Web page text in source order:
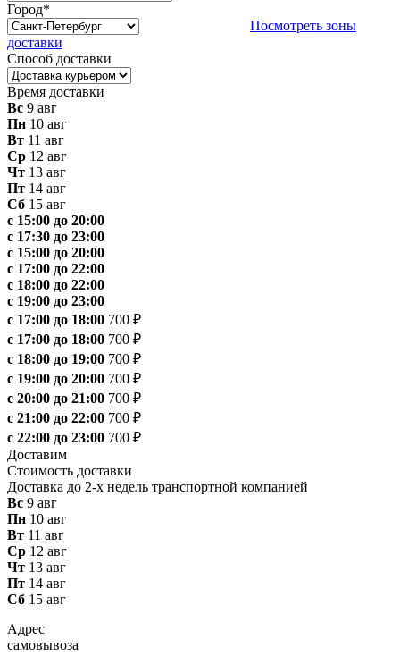
Город*
Посмотреть зоны
доставки
Способ доставки
Время доставки
Вс 9 авг
Пн 10 авг
Вт 11 авг
Ср 12 авг
Чт 13 авг
Пт 14 авг
Сб 15 авг
с 15:00 до 20:00
с 17:30 до 23:00
с 15:00 до 20:00
с 17:00 до 22:00
с 18:00 до 22:00
с 19:00 до 23:00
с 17:00 до 18:00 700 ₽
с 17:00 до 18:00 700 ₽
с 18:00 до 19:00 700 ₽
с 19:00 до 20:00 700 ₽
с 20:00 до 21:00 700 ₽
с 21:00 до 22:00 700 ₽
с 22:00 до 23:00 700 ₽
Доставим
Стоимость доставки
Доставка до 2-х недель транспортной компанией
Вс 9 авг
Пн 10 авг
Вт 11 авг
Ср 12 авг
Чт 13 авг
Пт 14 авг
Сб 15 авг
Адрес
самовывоза